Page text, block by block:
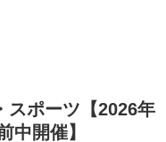
スポーツ【2026年
中開催】